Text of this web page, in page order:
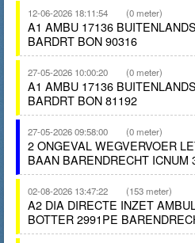
12-06-2026 18:11:54 (0 meter)
A1 AMBU 17136
BARDRT BON 90316
27-05-2026 10:00:20 (0 meter)
A1 AMBU 17136
BARDRT BON 81192
27-05-2026 09:58:00 (0 meter)
2 ONGEVAL WEGVERVOER
BAAN BARENDRECHT ICNUM
02-08-2026 13:47:22 (153 meter)
A2 DIA DIRECTE INZET
BOTTER 2991PE